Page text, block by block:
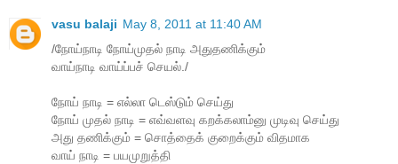
vasu balaji May 8, 2011 at 11:40 AM
/நோய்நாடி நோய்முதல் நாடி அதுதணிக்கும்
வாய்நாடி வாய்ப்பச் செயல்./
நோய் நாடி = எல்லா டெஸ்டும் செய்து
நோய் முதல் நாடி = எவ்வளவு கறக்கலாம்னு முடிவு செய்து
அது தணிக்கும் = சொத்தைக் குறைக்கும் விதமாக
வாய் நாடி = பயமுறுத்தி